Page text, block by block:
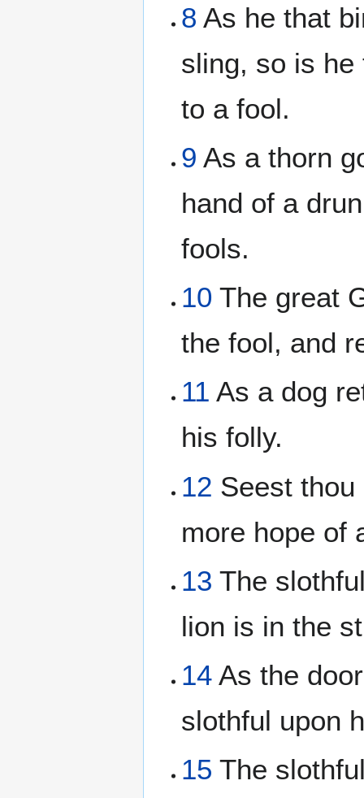
8 As he that
sling, so is he
to a fool.
9 As a thorn
hand of a
fools.
10 The great
the fool, and
11 As a dog
his folly.
12 Seest
more hope of
13 The
lion is in the
14 As the
slothful upon
15 The